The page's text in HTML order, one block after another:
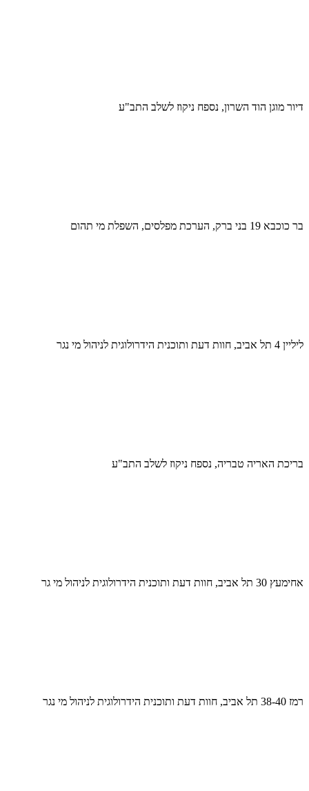
דיור מוגן הוד השרון, נספח ניקוז לשלב התב"ע
בר כוכבא 19 בני ברק, הערכת מפלסים, השפלת מי תהום
ליליין 4 תל אביב, חוות דעת ותוכנית הידרולוגית לניהול מי נגר
בריכת האריה טבריה, נספח ניקוז לשלב התב"ע
אחימעץ 30 תל אביב, חוות דעת ותוכנית הידרולוגית לניהול מי גר
רמז 38-40 תל אביב, חוות דעת ותוכנית הידרולוגית לניהול מי נגר